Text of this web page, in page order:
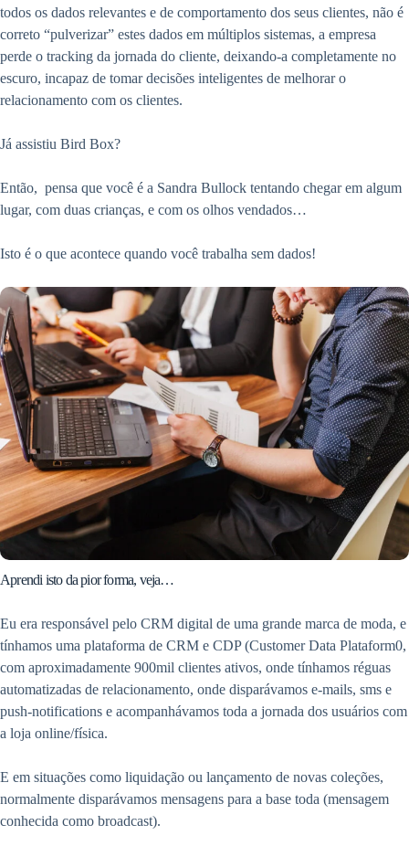
todos os dados relevantes e de comportamento dos seus clientes, não é
correto “pulverizar” estes dados em múltiplos sistemas, a empresa
perde o tracking da jornada do cliente, deixando-a completamente no
escuro, incapaz de tomar decisões inteligentes de melhorar o
relacionamento com os clientes.
Já assistiu Bird Box?
Então, pensa que você é a Sandra Bullock tentando chegar em algum
lugar, com duas crianças, e com os olhos vendados…
Isto é o que acontece quando você trabalha sem dados!
Aprendi isto da pior forma, veja…
Eu era responsável pelo CRM digital de uma grande marca de moda, e
tínhamos uma plataforma de CRM e CDP (Customer Data Plataform0,
com aproximadamente 900mil clientes ativos, onde tínhamos réguas
automatizadas de relacionamento, onde disparávamos e-mails, sms e
push-notifications e acompanhávamos toda a jornada dos usuários com
a loja online/física.
E em situações como liquidação ou lançamento de novas coleções,
normalmente disparávamos mensagens para a base toda (mensagem
conhecida como broadcast).